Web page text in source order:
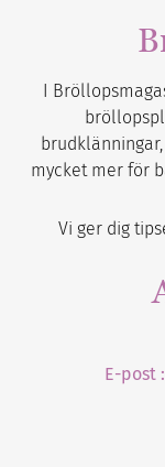
I
mycket mer för
Vi ger dig
E-post :